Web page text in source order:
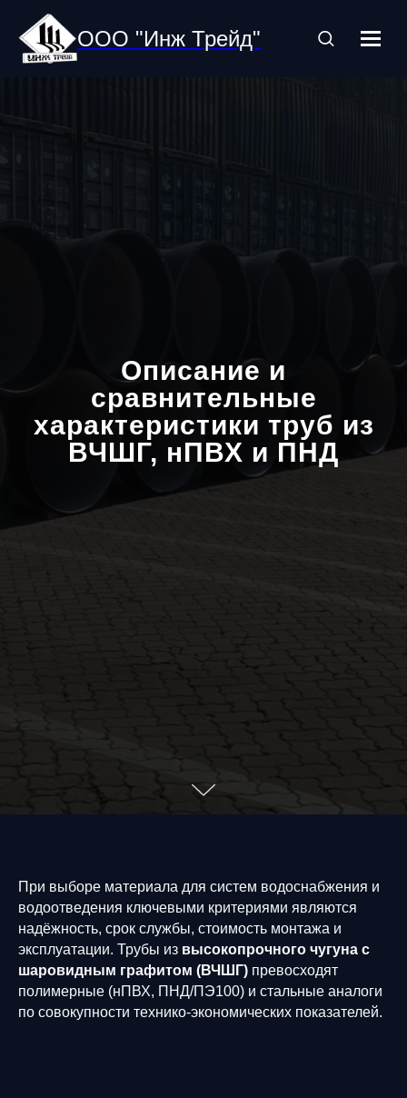
ООО "Инж Трейд"
Описание и
сравнительные
характеристики труб из
ВЧШГ, нПВХ и ПНД
При выборе материала для систем водоснабжения и
водоотведения ключевыми критериями являются
надёжность, срок службы, стоимость монтажа и
эксплуатации. Трубы из высокопрочного чугуна с
шаровидным графитом (ВЧШГ) превосходят
полимерные (нПВХ, ПНД/ПЭ100) и стальные аналоги
по совокупности технико-экономических показателей.